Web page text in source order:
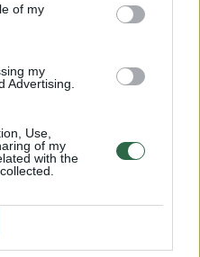
of my
my
Advertising.
Use,
of my
with the
kuris ir dar keli
masto
stabdantis
dar spręs dėl jo
supaprastinta
Seimo nario